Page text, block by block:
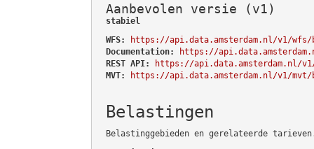
Aanbevolen versie (v1)
stabiel
WFS:
https://api.data.amsterdam.nl/v1/wfs/
Documentation:
https://
REST API:
https://api.data.amsterdam.nl/
MVT:
https://api.data.amsterdam.nl/v1/mvt/
Belastingen
Belastinggebieden en gerelateerde